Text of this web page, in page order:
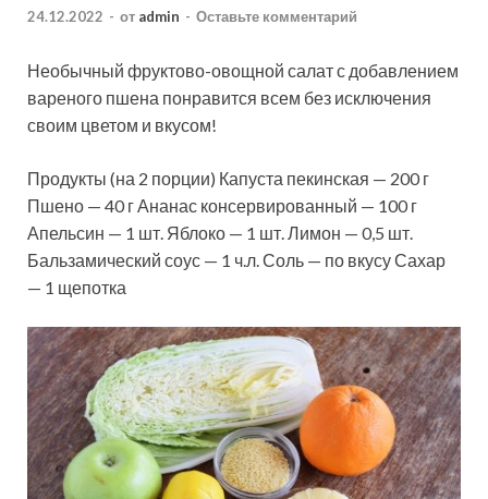
24.12.2022 - от admin - Оставьте комментарий
Необычный фруктово-овощной салат с добавлением
вареного пшена понравится всем без исключения
своим цветом и вкусом!
Продукты (на 2 порции) Капуста пекинская — 200 г
Пшено — 40 г Ананас консервированный — 100 г
Апельсин — 1 шт. Яблоко — 1 шт. Лимон — 0,5 шт.
Бальзамический соус — 1 ч.л. Соль — по вкусу Сахар
— 1 щепотка